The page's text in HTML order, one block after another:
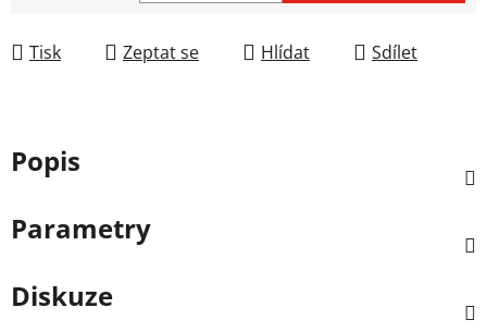
Tisk Zeptat se Hlídat Sdílet
Popis
Parametry
Diskuze